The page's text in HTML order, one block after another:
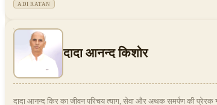
ADI RATAN
दादा आनन्द किशोर
दादा आनन्द किर का जीवन परिचय त्याग, सेवा और अथक समर्पण की प्रेरक